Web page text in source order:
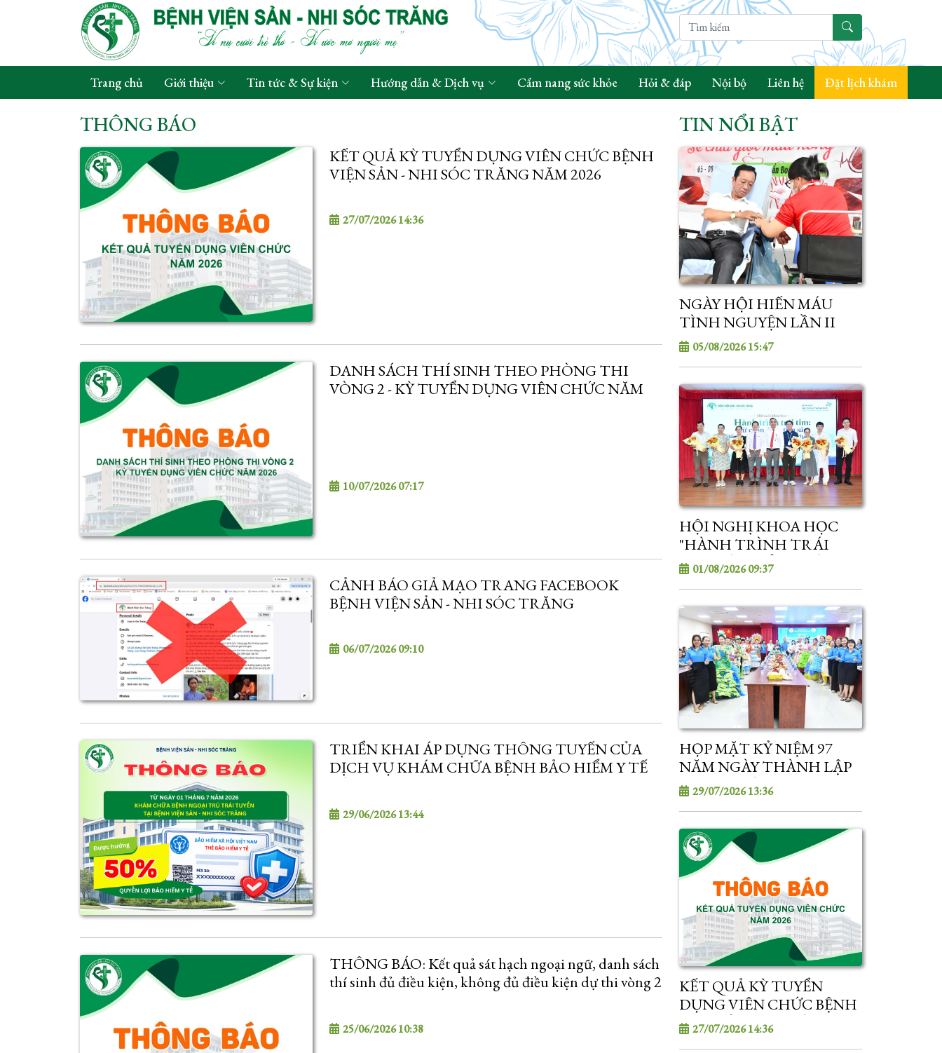
Trang chủ Giới thiệu Tin tức & Sự kiện Hướng dẫn & Dịch vụ Cẩm nang sức khỏe Hỏi & đáp Nội bộ Liên hệ Đặt lịch khám
THÔNG BÁO
KẾT QUẢ KỲ TUYỂN DỤNG VIÊN CHỨC BỆNH
VIỆN SẢN - NHI SÓC TRĂNG NĂM 2026
27/07/2026 14:36
DANH SÁCH THÍ SINH THEO PHÒNG THI
VÒNG 2 - KỲ TUYỂN DỤNG VIÊN CHỨC NĂM
10/07/2026 07:17
CẢNH BÁO GIẢ MẠO TRANG FACEBOOK
BỆNH VIỆN SẢN - NHI SÓC TRĂNG
06/07/2026 09:10
TRIỂN KHAI ÁP DỤNG THÔNG TUYẾN CỦA
DỊCH VỤ KHÁM CHỮA BỆNH BẢO HIỂM Y TẾ
29/06/2026 13:44
THÔNG BÁO: Kết quả sát hạch ngoại ngữ, danh sách
thí sinh đủ điều kiện, không đủ điều kiện dự thi vòng 2
chức Bệnh viện Sản – Nhi Sóc Trăng, năm 2026
(update)
25/06/2026 10:38
TIN NỔI BẬT
NGÀY HỘI HIẾN MÁU
TÌNH NGUYỆN LẦN II
NĂM 2026
05/08/2026 15:47
HỘI NGHỊ KHOA HỌC
"HÀNH TRÌNH TRÁI
TIM: TỪ CHẨN ĐOÁN
TIỀN SẢN ĐẾN ỔN ĐỊNH
SƠ SINH"
01/08/2026 09:37
HỌP MẶT KỶ NIỆM 97
NĂM NGÀY THÀNH LẬP
CÔNG ĐOÀN VIỆT NAM
29/07/2026 13:36
KẾT QUẢ KỲ TUYỂN
DỤNG VIÊN CHỨC BỆNH
VIỆN SẢN - NHI SÓC
TRĂNG NĂM 2026
27/07/2026 14:36